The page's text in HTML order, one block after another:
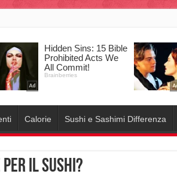
Calorie Sushi e Sashimi Differenza
per il sushi?